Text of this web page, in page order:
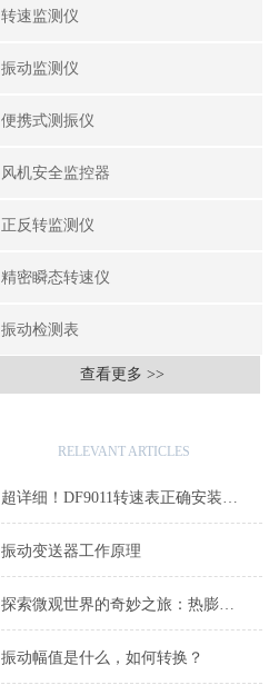
转速监测仪
振动监测仪
便携式测振仪
风机安全监控器
正反转监测仪
精密瞬态转速仪
振动检测表
查看更多 >>
RELEVANT ARTICLES
超详细！DF9011转速表正确安装步骤全指南
振动变送器工作原理
探索微观世界的奇妙之旅：热膨胀传感器的魔力
振动幅值是什么，如何转换？